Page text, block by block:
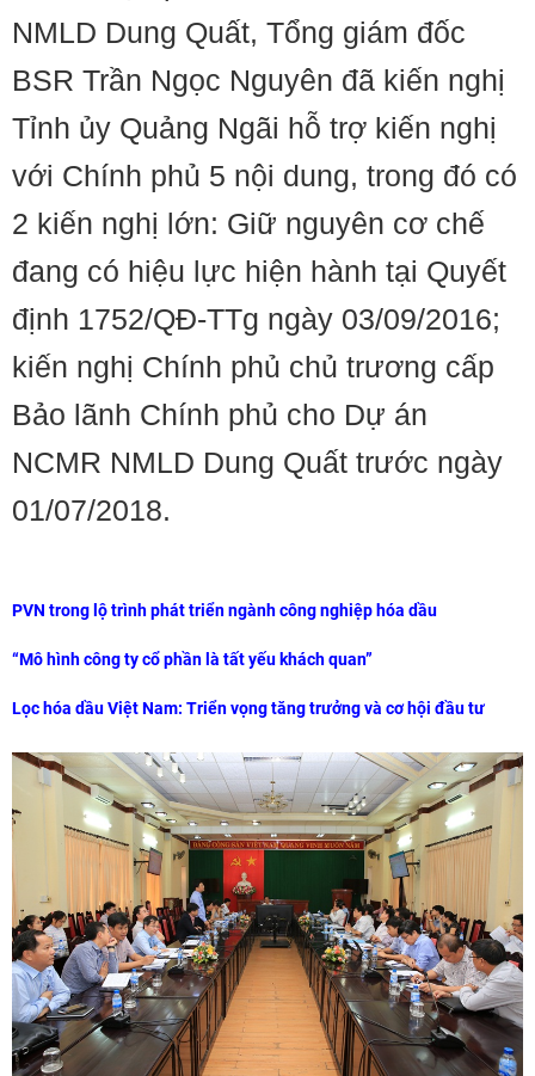
NMLD Dung Quất, Tổng giám đốc
BSR Trần Ngọc Nguyên đã kiến nghị
Tỉnh ủy Quảng Ngãi hỗ trợ kiến nghị
với Chính phủ 5 nội dung, trong đó có
2 kiến nghị lớn: Giữ nguyên cơ chế
đang có hiệu lực hiện hành tại Quyết
định 1752/QĐ-TTg ngày 03/09/2016;
kiến nghị Chính phủ chủ trương cấp
Bảo lãnh Chính phủ cho Dự án
NCMR NMLD Dung Quất trước ngày
01/07/2018.
PVN trong lộ trình phát triển ngành công nghiệp hóa dầu
“Mô hình công ty cổ phần là tất yếu khách quan”
Lọc hóa dầu Việt Nam: Triển vọng tăng trưởng và cơ hội đầu tư